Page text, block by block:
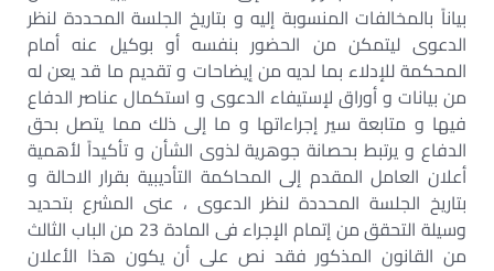
بياناً بالمخالفات المنسوبة إليه و بتاريخ الجلسة المحددة لنظر
الدعوى ليتمكن من الحضور بنفسه أو بوكيل عنه أمام
المحكمة للإدلاء بما لديه من إيضاحات و تقديم ما قد يعن له
من بيانات و أوراق لإستيفاء الدعوى و استكمال عناصر الدفاع
فيها و متابعة سير إجراءاتها و ما إلى ذلك مما يتصل بحق
الدفاع و يرتبط بحصانة جوهرية لذوى الشأن و تأكيداً لأهمية
أعلان العامل المقدم إلى المحاكمة التأديبية بقرار الاحالة و
بتاريخ الجلسة المحددة لنظر الدعوى ، عنى المشرع بتحديد
وسيلة التحقق من إتمام الإجراء فى المادة 23 من الباب الثالث
من القانون المذكور فقد نص على أن يكون هذا الأعلان